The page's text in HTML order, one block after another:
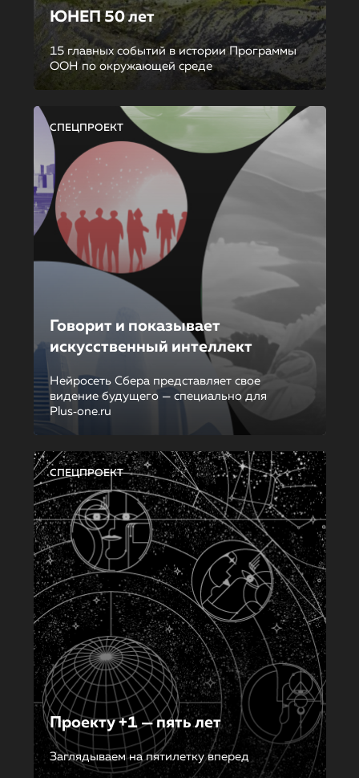
ЮНЕП 50 лет
15 главных событий в истории Программы
ООН по окружающей среде
СПЕЦПРОЕКТ
Говорит и показывает
искусственный интеллект
Нейросеть Сбера представляет свое
видение будущего — специально для
Plus‑one.ru
СПЕЦПРОЕКТ
Проекту +1 — пять лет
Заглядываем на пятилетку вперед